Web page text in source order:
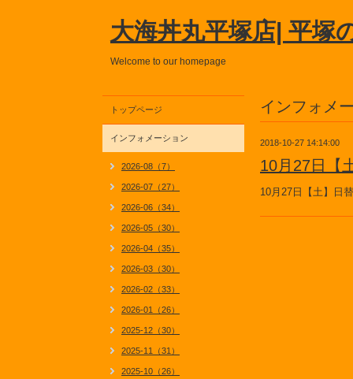
大海丼丸平塚店| 平塚
Welcome to our homepage
インフォメ
2018-10-27 14:14:00
10月27日【
10月27日【土】日
トップページ
インフォメーション
2026-08（7）
2026-07（27）
2026-06（34）
2026-05（30）
2026-04（35）
2026-03（30）
2026-02（33）
2026-01（26）
2025-12（30）
2025-11（31）
2025-10（26）